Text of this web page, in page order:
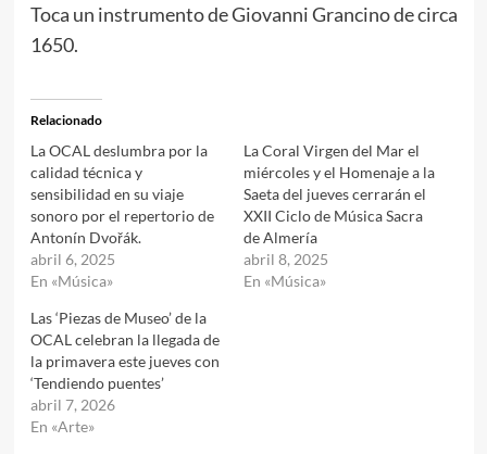
Toca un instrumento de Giovanni Grancino de circa
1650.
Relacionado
La OCAL deslumbra por la
calidad técnica y
sensibilidad en su viaje
sonoro por el repertorio de
Antonín Dvořák.
abril 6, 2025
En «Música»
La Coral Virgen del Mar el
miércoles y el Homenaje a la
Saeta del jueves cerrarán el
XXII Ciclo de Música Sacra
de Almería
abril 8, 2025
En «Música»
Las ‘Piezas de Museo’ de la
OCAL celebran la llegada de
la primavera este jueves con
‘Tendiendo puentes’
abril 7, 2026
En «Arte»